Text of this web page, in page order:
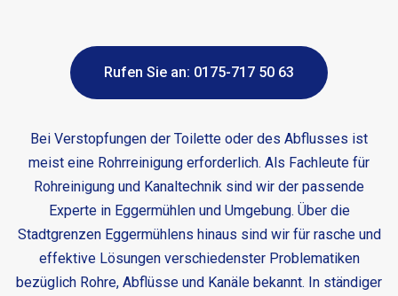
Rufen Sie an: 0175-717 50 63
Bei Verstopfungen der Toilette oder des Abflusses ist
meist eine Rohrreinigung erforderlich. Als Fachleute für
Rohreinigung und Kanaltechnik sind wir der passende
Experte in Eggermühlen und Umgebung. Über die
Stadtgrenzen Eggermühlens hinaus sind wir für rasche und
effektive Lösungen verschiedenster Problematiken
bezüglich Rohre, Abflüsse und Kanäle bekannt. In ständiger